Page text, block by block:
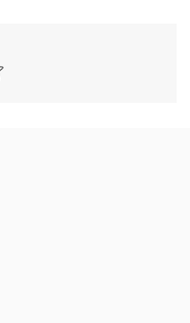
dollars de plus
fois dans l'Ouest